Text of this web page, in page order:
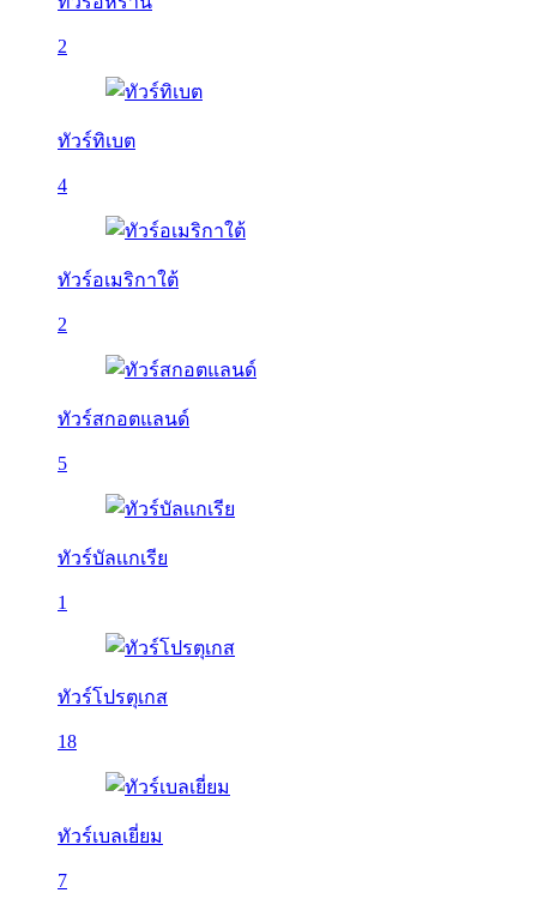
2
ทัวร์ทิเบต
4
ทัวร์อเมริกาใต้
2
ทัวร์สกอตแลนด์
5
ทัวร์บัลเเกเรีย
1
ทัวร์โปรตุเกส
18
ทัวร์เบลเยี่ยม
7